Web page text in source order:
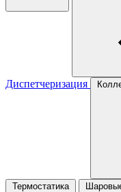
Диспетчеризация
Термостатика